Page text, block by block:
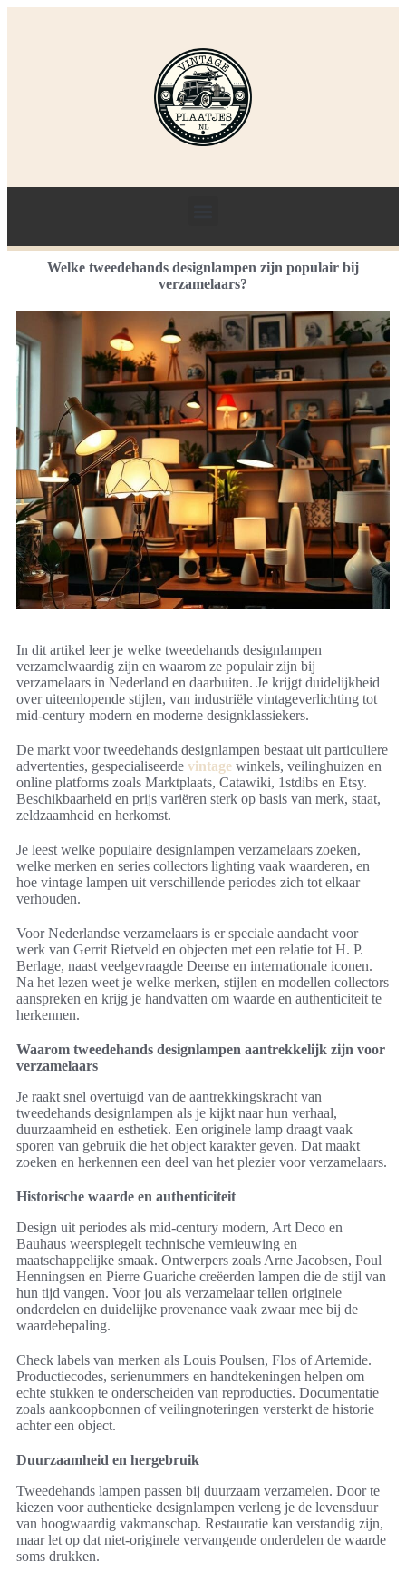
Welke tweedehands designlampen zijn populair bij
verzamelaars?
In dit artikel leer je welke tweedehands designlampen
verzamelwaardig zijn en waarom ze populair zijn bij
verzamelaars in Nederland en daarbuiten. Je krijgt duidelijkheid
over uiteenlopende stijlen, van industriële vintageverlichting tot
mid-century modern en moderne designklassiekers.
De markt voor tweedehands designlampen bestaat uit particuliere
advertenties, gespecialiseerde vintage winkels, veilinghuizen en
online platforms zoals Marktplaats, Catawiki, 1stdibs en Etsy.
Beschikbaarheid en prijs variëren sterk op basis van merk, staat,
zeldzaamheid en herkomst.
Je leest welke populaire designlampen verzamelaars zoeken,
welke merken en series collectors lighting vaak waarderen, en
hoe vintage lampen uit verschillende periodes zich tot elkaar
verhouden.
Voor Nederlandse verzamelaars is er speciale aandacht voor
werk van Gerrit Rietveld en objecten met een relatie tot H. P.
Berlage, naast veelgevraagde Deense en internationale iconen.
Na het lezen weet je welke merken, stijlen en modellen collectors
aanspreken en krijg je handvatten om waarde en authenticiteit te
herkennen.
Waarom tweedehands designlampen aantrekkelijk zijn voor
verzamelaars
Je raakt snel overtuigd van de aantrekkingskracht van
tweedehands designlampen als je kijkt naar hun verhaal,
duurzaamheid en esthetiek. Een originele lamp draagt vaak
sporen van gebruik die het object karakter geven. Dat maakt
zoeken en herkennen een deel van het plezier voor verzamelaars.
Historische waarde en authenticiteit
Design uit periodes als mid-century modern, Art Deco en
Bauhaus weerspiegelt technische vernieuwing en
maatschappelijke smaak. Ontwerpers zoals Arne Jacobsen, Poul
Henningsen en Pierre Guariche creëerden lampen die de stijl van
hun tijd vangen. Voor jou als verzamelaar tellen originele
onderdelen en duidelijke provenance vaak zwaar mee bij de
waardebepaling.
Check labels van merken als Louis Poulsen, Flos of Artemide.
Productiecodes, serienummers en handtekeningen helpen om
echte stukken te onderscheiden van reproducties. Documentatie
zoals aankoopbonnen of veilingnoteringen versterkt de historie
achter een object.
Duurzaamheid en hergebruik
Tweedehands lampen passen bij duurzaam verzamelen. Door te
kiezen voor authentieke designlampen verleng je de levensduur
van hoogwaardig vakmanschap. Restauratie kan verstandig zijn,
maar let op dat niet-originele vervangende onderdelen de waarde
soms drukken.